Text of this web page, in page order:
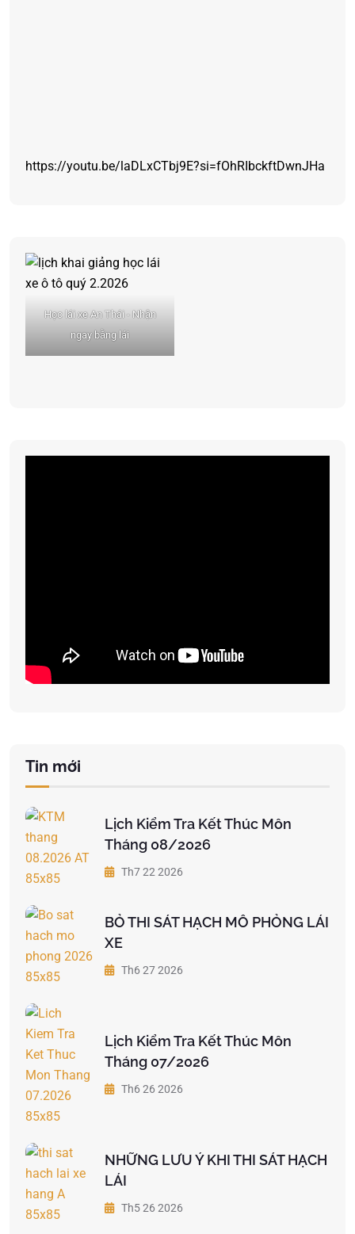
https://youtu.be/laDLxCTbj9E?si=fOhRIbckftDwnJHa
Học lái xe An Thái - Nhận
ngay bằng lái
Tin mới
Lịch Kiểm Tra Kết Thúc Môn
Tháng 08/2026
Th7 22 2026
BỎ THI SÁT HẠCH MÔ PHỎNG LÁI
XE
Th6 27 2026
Lịch Kiểm Tra Kết Thúc Môn
Tháng 07/2026
Th6 26 2026
NHỮNG LƯU Ý KHI THI SÁT HẠCH
LÁI
Th5 26 2026